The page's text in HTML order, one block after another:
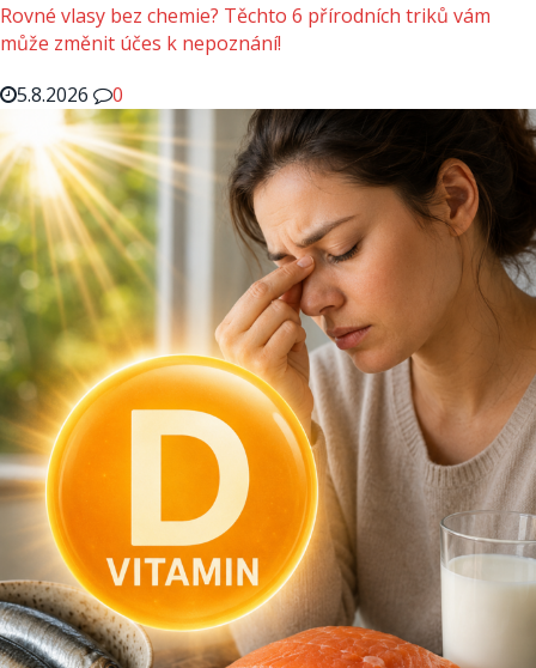
Rovné vlasy bez chemie? Těchto 6 přírodních triků vám
může změnit účes k nepoznání!
5.8.2026
0